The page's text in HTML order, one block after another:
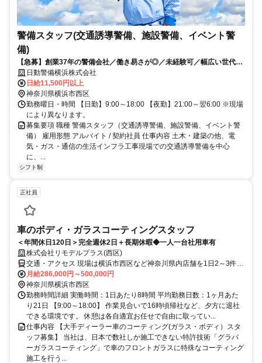
警備スタッフ(交通誘導警備、施設警備、イベント警
備)
【急募】創業37年の警備会社／働き易さが◎／未経験可／幅広い世代が
活躍している警備ワーク！
日動警備横浜株式会社
日給11,500円以上
神奈川県横浜市西区
勤務曜日・時間 【日勤】9:00～18:00 【夜勤】21:00～翌6:00 ※現場
により異なります。
募集要項 職種 警備スタッフ（交通誘導警備、施設警備、イベント警
備） 雇用形態 アルバイト / 契約社員 仕事内容 土木・建築の他、電
気・ガス・通信の生活インフラ工事現場での交通誘導警備を中心
に、...
シフト制
正社員
車のボディ・ガラスコーティングスタッフ
＜年間休日120日＞完全週休2日＋長期休暇◆一人一台社用車有
株式会社リモデルプラス(西区)
交通・アクセス 現場は横浜市西区など神奈川県内店舗を1日2～3件移
動（社用車貸与・直行可）
月給286,000円～500,000円
神奈川県横浜市西区
勤務時間詳細 実働時間：1日あたり8時間 平均勤務日数：1ヶ月あた
り21日 【9:00～18:00】 作業見合いで16時頃帰社など、夕方に退社
できる環境です。 休憩は各自適宜お任せで自由に取ってい...
仕事内容 【大手ディーラー車のコーティング(ガラス・ボディ）スタ
ッフ募集】 当社は、日本で数社しか施工できない特許技術「グラバ
ーガラスコーティング」で車のフロントガラスに特殊なコーティング
施工を行う...